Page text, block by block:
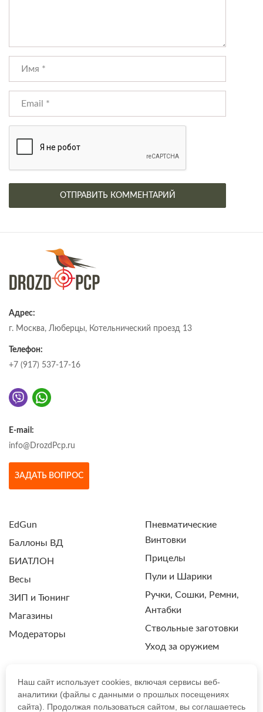
Адрес:
г. Москва, Люберцы, Котельнический проезд 13
Телефон:
+7 (917) 537-17-16
E-mail:
info@DrozdPcp.ru
ЗАДАТЬ ВОПРОС
EdGun
Баллоны ВД
БИАТЛОН
Весы
ЗИП и Тюнинг
Магазины
Модераторы
Пневматические
Винтовки
Прицелы
Пули и Шарики
Ручки, Сошки, Ремни,
Антабки
Ствольные заготовки
Уход за оружием
ПОЛИТИКА КОНФИДЕНЦИАЛЬНОСТИ
Наш сайт использует cookies, включая сервисы веб-
аналитики (файлы с данными о прошлых посещениях
сайта). Продолжая пользоваться сайтом, вы соглашаетесь